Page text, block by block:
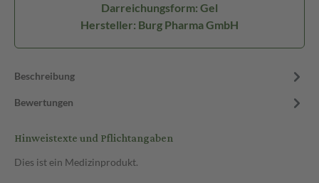
Darreichungsform: Gel
Hersteller: Burg Pharma GmbH
Beschreibung
Bewertungen
Hinweistexte und Pflichtangaben
Dies ist ein Medizinprodukt.